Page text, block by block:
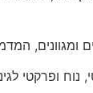
ומגוונים,
ופרקטי